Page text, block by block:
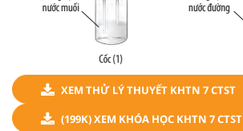
XEM THỬ LÝ THUYẾT KHTN 7 CTST
(199K) XEM KHÓA HỌC KHTN 7 CTST